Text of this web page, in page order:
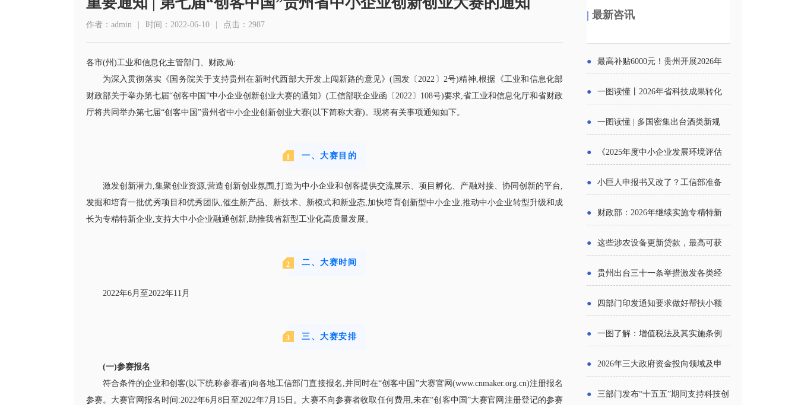
作者：admin | 时间：2022-06-10 | 点击：2987
各市(州)工业和信息化主管部门、财政局:
为深入贯彻落实《国务院关于支持贵州在新时代西部大开发上闯新路的意见》(国发〔2022〕2号)精神,根据《工业和信息化部
财政部关于举办第七届“创客中国”中小企业创新创业大赛的通知》(工信部联企业函〔2022〕108号)要求,省工业和信息化厅和省财政
厅将共同举办第七届“创客中国”贵州省中小企业创新创业大赛(以下简称大赛)。现将有关事项通知如下。
1 一、大赛目的
激发创新潜力,集聚创业资源,营造创新创业氛围,打造为中小企业和创客提供交流展示、项目孵化、产融对接、协同创新的平台,
发掘和培育一批优秀项目和优秀团队,催生新产品、新技术、新模式和新业态,加快培育创新型中小企业,推动中小企业转型升级和成
长为专精特新企业,支持大中小企业融通创新,助推我省新型工业化高质量发展。
2 二、大赛时间
2022年6月至2022年11月
3 三、大赛安排
(一)参赛报名
符合条件的企业和创客(以下统称参赛者)向各地工信部门直接报名,并同时在“创客中国”大赛官网(www.cnmaker.org.cn)注册报名
参赛。大赛官网报名时间:2022年6月8日至2022年7月15日。大赛不向参赛者收取任何费用,未在“创客中国”大赛官网注册登记的参赛
|最新咨讯
● 最高补贴6000元！贵州开展2026年
● 一图读懂丨2026年省科技成果转化
● 一图读懂 | 多国密集出台酒类新规
● 《2025年度中小企业发展环境评估
● 小巨人申报书又改了？工信部准备
● 财政部：2026年继续实施专精特新
● 这些涉农设备更新贷款，最高可获
● 贵州出台三十一条举措激发各类经
● 四部门印发通知要求做好帮扶小额
● 一图了解：增值税法及其实施条例
● 2026年三大政府资金投向领域及申
● 三部门发布“十五五”期间支持科技创